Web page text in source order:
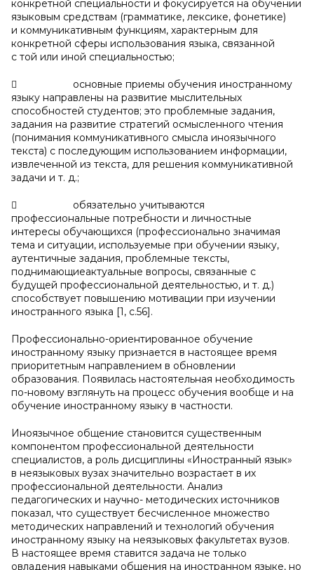
конкретной специальности и фокусируется на обучении
языковым средствам (грамматике, лексике, фонетике)
и коммуникативным функциям, характерным для
конкретной сферы использования языка, связанной
с той или иной специальностью;
 основные приемы обучения иностранному
языку направлены на развитие мыслительных
способностей студентов; это проблемные задания,
задания на развитие стратегий осмысленного чтения
(понимания коммуникативного смысла иноязычного
текста) с последующим использованием информации,
извлеченной из текста, для решения коммуникативной
задачи и т. д.;
 обязательно учитываются
профессиональные потребности и личностные
интересы обучающихся (профессионально значимая
тема и ситуации, используемые при обучении языку,
аутентичные задания, проблемные тексты,
поднимающиеактуальные вопросы, связанные с
будущей профессиональной деятельностью, и т. д.)
способствует повышению мотивации при изучении
иностранного языка [1, с.56].
Профессионально-ориентированное обучение
иностранному языку признается в настоящее время
приоритетным направлением в обновлении
образования. Появилась настоятельная необходимость
по-новому взглянуть на процесс обучения вообще и на
обучение иностранному языку в частности.
Иноязычное общение становится существенным
компонентом профессиональной деятельности
специалистов, а роль дисциплины «Иностранный язык»
в неязыковых вузах значительно возрастает в их
профессиональной деятельности. Анализ
педагогических и научно- методических источников
показал, что существует бесчисленное множество
методических направлений и технологий обучения
иностранному языку на неязыковых факультетах вузов.
В настоящее время ставится задача не только
овладения навыками общения на иностранном языке, но